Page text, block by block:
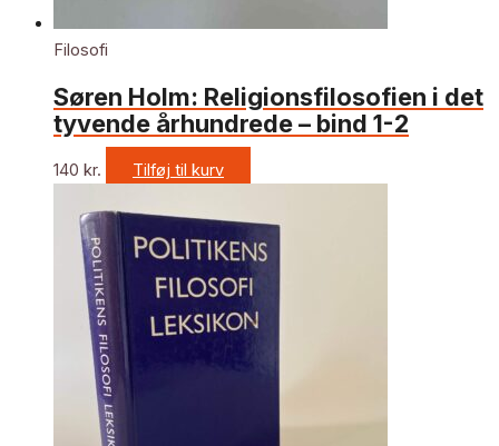
Filosofi
Søren Holm: Religionsfilosofien i det
tyvende århundrede – bind 1-2
140 kr. Tilføj til kurv